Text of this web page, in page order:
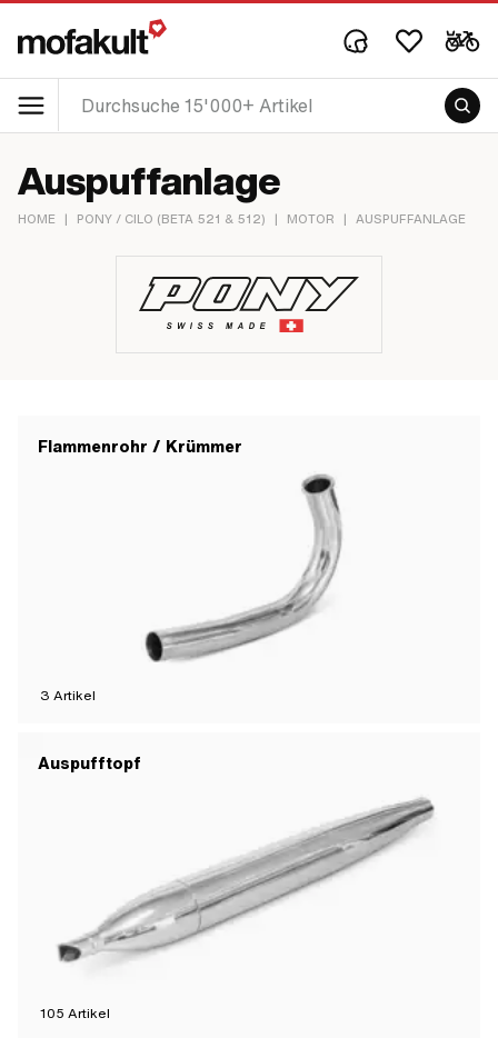
Auspuffanlage
HOME | PONY / CILO (BETA 521 & 512) | MOTOR | AUSPUFFANLAGE
Flammenrohr / Krümmer
3 Artikel
Auspufftopf
105 Artikel